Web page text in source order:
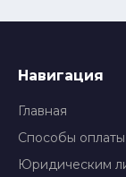
Навигация
Главная
Способы оплаты
Юридическим